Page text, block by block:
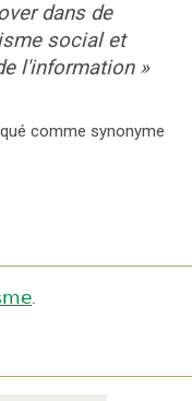
dans de
social et
l'information »
comme synonyme
.